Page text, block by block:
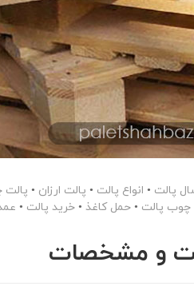
پالت • انواع پالت • پالت ارزان • پالت
چوب پالت • حمل کاغذ • خرید پالت •
و مشخصات